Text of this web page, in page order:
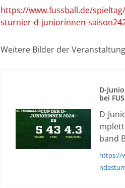
https://www.fussball.de/
sturnier-d-juniorinnen-
Weitere Bilder der
D-
bei
D-
band
https://